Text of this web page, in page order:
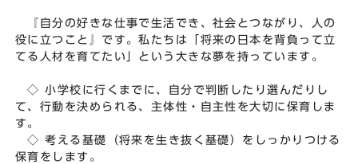
『自分の好きな仕事で生活でき、社会とつながり、人の
役に立つこと』です。私たちは「将来の日本を背負って立
てる人材を育てたい」という大きな夢を持っています。
◇ 小学校に行くまでに、自分で判断したり選んだりし
て、行動を決められる、主体性・自主性を大切に保育しま
す。
◇ 考える基礎（将来を生き抜く基礎）をしっかりつける
保育をします。